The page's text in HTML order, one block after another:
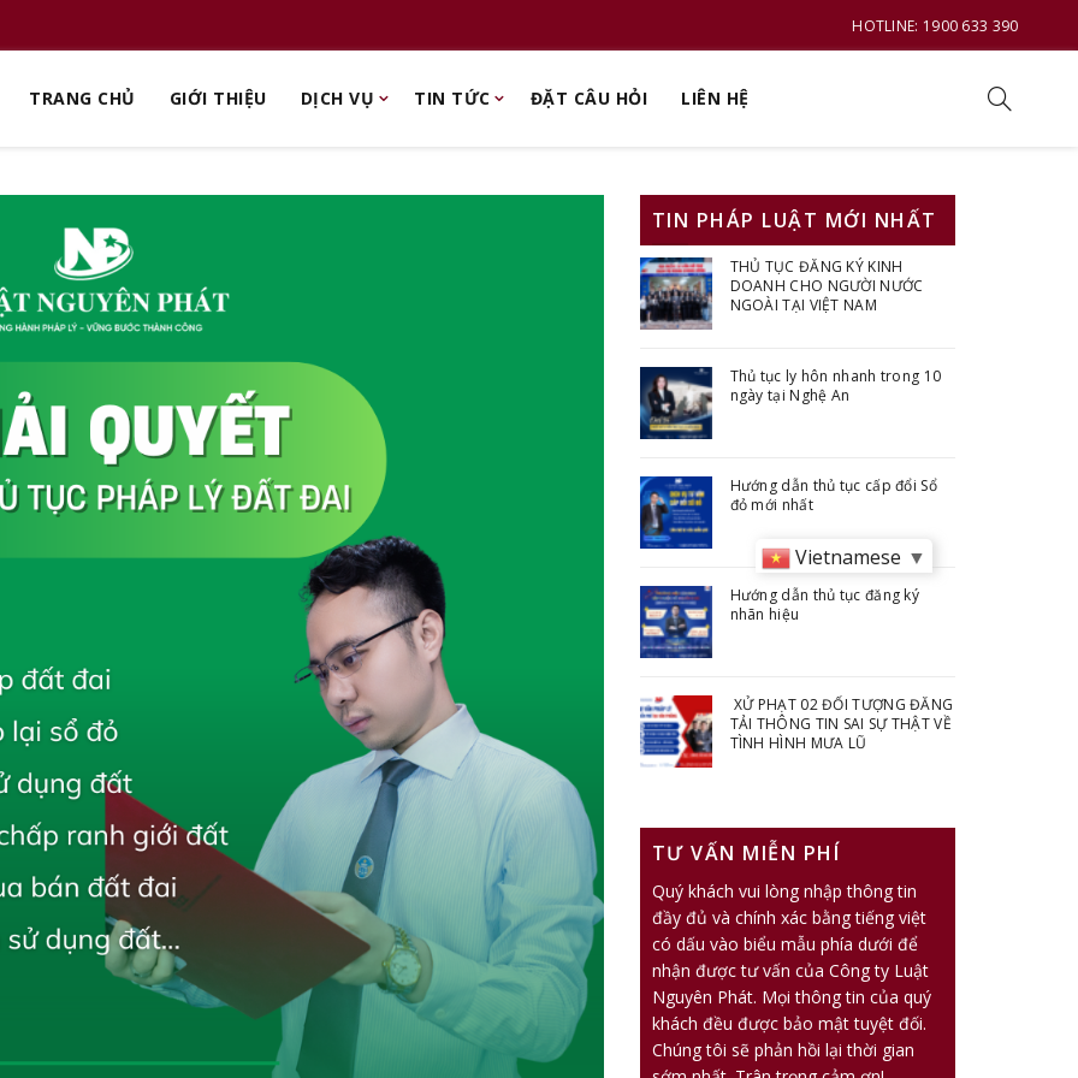
HOTLINE: 1900 633 390
TRANG CHỦ GIỚI THIỆU DỊCH VỤ TIN TỨC ĐẶT CÂU HỎI LIÊN HỆ
TIN PHÁP LUẬT MỚI NHẤT
THỦ TỤC ĐĂNG KÝ KINH
DOANH CHO NGƯỜI NƯỚC
NGOÀI TẠI VIỆT NAM
Thủ tục ly hôn nhanh trong 10
ngày tại Nghệ An
Hướng dẫn thủ tục cấp đổi Sổ
đỏ mới nhất
Hướng dẫn thủ tục đăng ký
nhãn hiệu
XỬ PHẠT 02 ĐỐI TƯỢNG ĐĂNG
TẢI THÔNG TIN SAI SỰ THẬT VỀ
TÌNH HÌNH MƯA LŨ
TƯ VẤN MIỄN PHÍ
Quý khách vui lòng nhập thông tin
đầy đủ và chính xác bằng tiếng việt
có dấu vào biểu mẫu phía dưới để
nhận được tư vấn của Công ty Luật
Nguyên Phát. Mọi thông tin của quý
khách đều được bảo mật tuyệt đối.
Chúng tôi sẽ phản hồi lại thời gian
Vietnamese ▼